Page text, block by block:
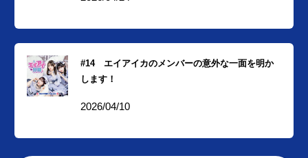
#14 エイアイカのメンバーの意外な一面を明か
します！
2026/04/10